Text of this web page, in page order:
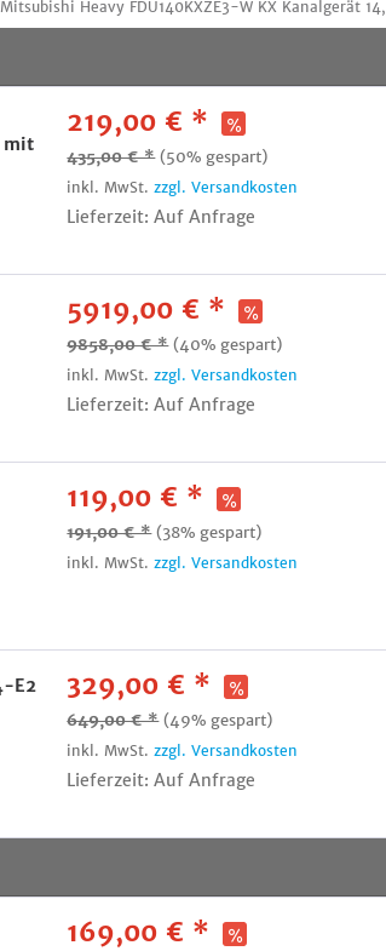
Heavy FDU140KXZE3-W KX Kanalgerät
mit
219,00 € *
435,00 € * (50% gespart)
inkl. MwSt.zzgl. Versandkosten
Lieferzeit: Auf Anfrage
5919,00 € *
9858,00 € * (40% gespart)
inkl. MwSt.zzgl. Versandkosten
Lieferzeit: Auf Anfrage
119,00 € *
191,00 € * (38% gespart)
inkl. MwSt.zzgl. Versandkosten
E2
329,00 € *
649,00 € * (49% gespart)
inkl. MwSt.zzgl. Versandkosten
Lieferzeit: Auf Anfrage
169,00 € *